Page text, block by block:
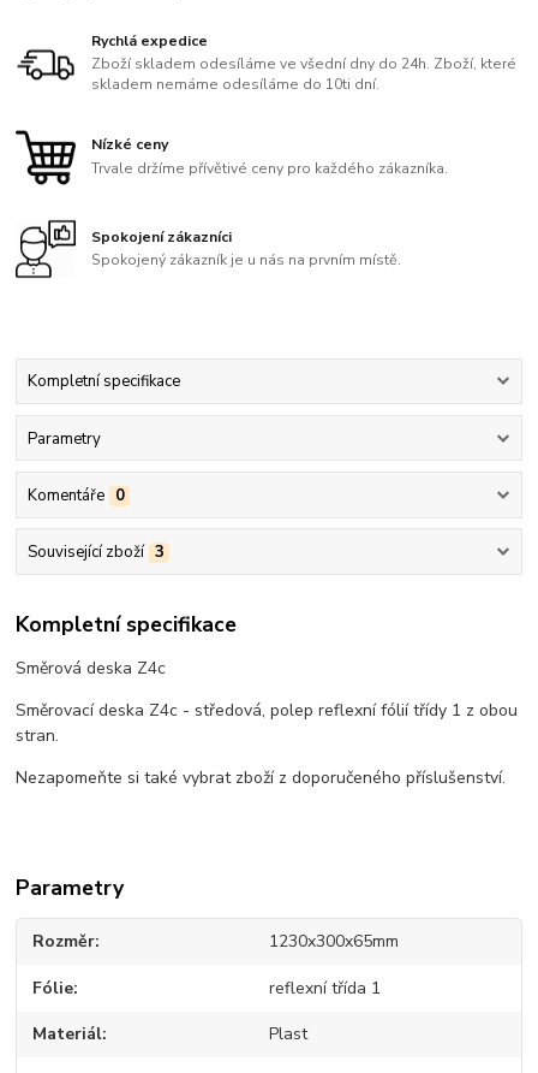
Rychlá expedice
Zboží skladem odesíláme ve všední dny do 24h. Zboží, které
skladem nemáme odesíláme do 10ti dní.
Nízké ceny
Trvale držíme přívětivé ceny pro každého zákazníka.
Spokojení zákazníci
Spokojený zákazník je u nás na prvním místě.
Kompletní specifikace
Parametry
Komentáře 0
Související zboží 3
Kompletní specifikace
Směrová deska Z4c
Směrovací deska Z4c - středová, polep reflexní fólií třídy 1 z obou
stran.
Nezapomeňte si také vybrat zboží z doporučeného příslušenství.
Parametry
Rozměr 1230x300x65mm
Fólie reflexní třída 1
Materiál Plast